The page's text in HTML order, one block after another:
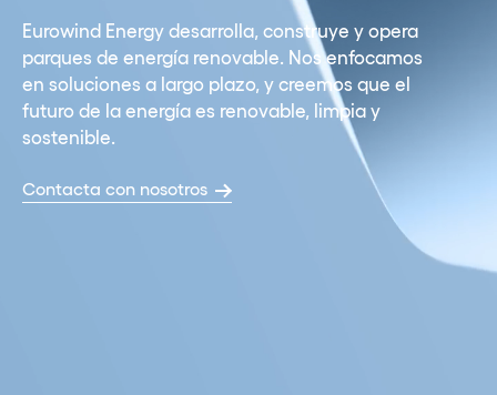
Eurowind Energy desarrolla, construye y opera
parques de energía renovable. Nos enfocamos
en soluciones a largo plazo, y creemos que el
futuro de la energía es renovable, limpia y
sostenible.
Contacta con nosotros